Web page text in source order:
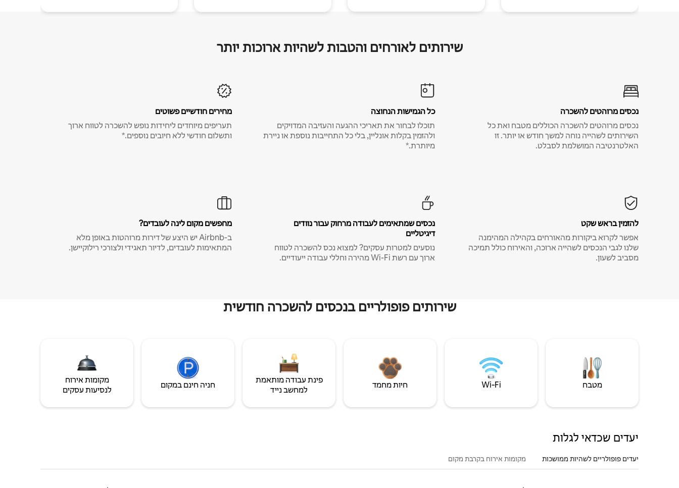
שירותים לאורחים והטבות לשהיות ארוכות יותר
נכסים מרוהטים להשכרה
נכסים מרוהטים להשכרה הכוללים מטבח ואת כל
השירותים לשהייה נוחה למשך חודש או יותר. זו
האלטרנטיבה המושלמת לסבלט.
כל הגמישות הנחוצה
תוכלו לבחור את תאריכי ההגעה והעזיבה המדויקים
ולהזמין בקלות אונליין, בלי כל התחייבות נוספת או ניירת
מיותרת.*
מחירים חודשיים פשוטים
תעריפים מיוחדים ליחידות נופש להשכרה לטווח ארוך
ותשלום חודשי ללא חיובים נוספים.*
להזמין בראש שקט
אפשר לקרוא ביקורות מהאורחים בקהילה המהימנה
שלנו לגבי הנכסים לשהייה ארוכה, והאירוח כולל תמיכה
מסביב לשעון.
נכסים שמתאימים לעבודה מרחוק עבור נוודים
דיגיטליים
נוסעים למטרות עסקים? למצוא נכס להשכרה לטווח
ארוך עם רשת Wi-Fi מהירה וחללי עבודה ייעודיים.
מחפשים מקום לינה לעובדים?
ב-Airbnb יש היצע של דירות מרוהטות באופן מלא
המתאימות לעובדים, לדיור תאגידי ולצורכי רילוקיישן.
שירותים פופולריים בנכסים להשכרה חודשית
מטבח Wi‑Fi חיות מחמד
פינת עבודה מותאמת
למחשב נייד
חניה חינם במקום
מקומות אירוח
לנסיעות עסקים
יעדים שכדאי לגלות
יעדים פופולריים לשהיות ממושכות מקומות אירוח בקרבת מקום